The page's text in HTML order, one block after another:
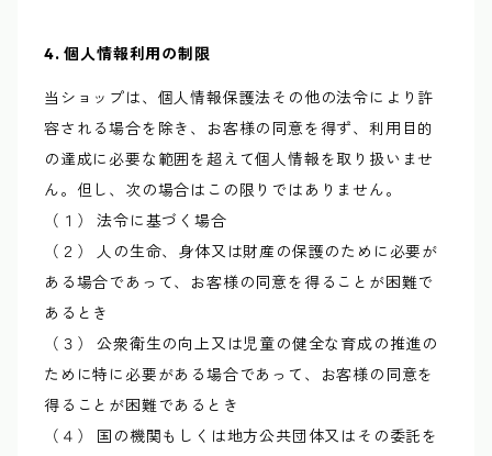
4. 個人情報利用の制限
当ショップは、個人情報保護法その他の法令により許
容される場合を除き、お客様の同意を得ず、利用目的
の達成に必要な範囲を超えて個人情報を取り扱いませ
ん。但し、次の場合はこの限りではありません。
（１） 法令に基づく場合
（２） 人の生命、身体又は財産の保護のために必要が
ある場合であって、お客様の同意を得ることが困難で
あるとき
（３） 公衆衛生の向上又は児童の健全な育成の推進の
ために特に必要がある場合であって、お客様の同意を
得ることが困難であるとき
（４） 国の機関もしくは地方公共団体又はその委託を